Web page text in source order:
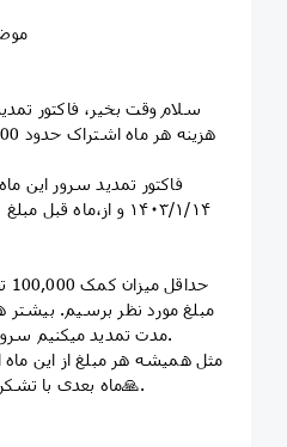
📋
سلام وقت بخیر، فاکتور
فاکتور تمدید سرور این
مبلغ مورد نظر برسیم.
مدت تمدید میکنیم سرور رو برای شما دوستان عزیز.
مثل همیشه هر مبلغ از این
ماه بعدی با تشکر از همکاری همیشگی شما🙏.